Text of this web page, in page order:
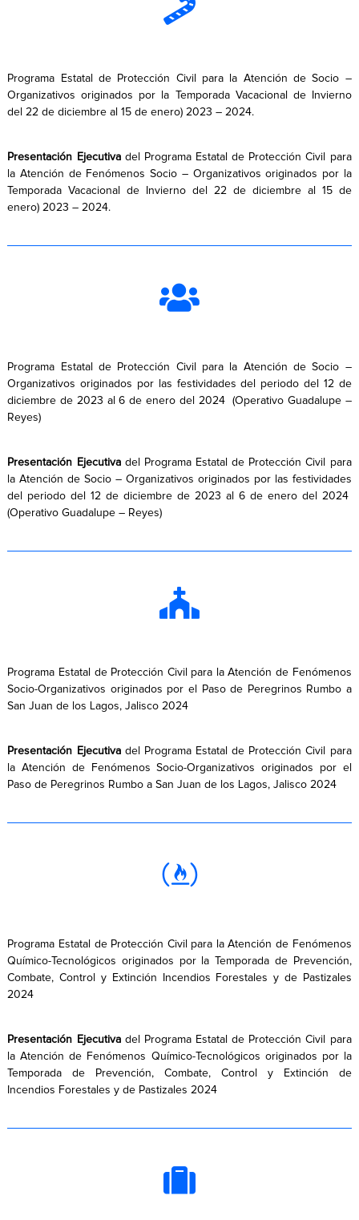
Programa Estatal de Protección Civil para la Atención de Socio –
Organizativos originados por la Temporada Vacacional de Invierno
del 22 de diciembre al 15 de enero) 2023 – 2024.
Presentación Ejecutivadel Programa Estatal de Protección Civil para
la Atención de Fenómenos Socio – Organizativos originados por la
Temporada Vacacional de Invierno del 22 de diciembre al 15 de
enero) 2023 – 2024.
Programa Estatal de Protección Civil para la Atención de Socio –
Organizativos originados por las festividades del periodo del 12 de
diciembre de 2023 al 6 de enero del 2024 (Operativo Guadalupe –
Reyes)
Presentación Ejecutivadel Programa Estatal de Protección Civil para
la Atención de Socio – Organizativos originados por las festividades
del periodo del 12 de diciembre de 2023 al 6 de enero del 2024
(Operativo Guadalupe – Reyes)
Programa Estatal de Protección Civil para la Atención de Fenómenos
Socio-Organizativos originados por el Paso de Peregrinos Rumbo a
San Juan de los Lagos, Jalisco 2024
Presentación Ejecutivadel Programa Estatal de Protección Civil para
la Atención de Fenómenos Socio-Organizativos originados por el
Paso de Peregrinos Rumbo a San Juan de los Lagos, Jalisco 2024
Programa Estatal de Protección Civil para la Atención de Fenómenos
Químico-Tecnológicos originados por la Temporada de Prevención,
Combate, Control y Extinción Incendios Forestales y de Pastizales
2024
Presentación Ejecutivadel Programa Estatal de Protección Civil para
la Atención de Fenómenos Químico-Tecnológicos originados por la
Temporada de Prevención, Combate, Control y Extinción de
Incendios Forestales y de Pastizales 2024